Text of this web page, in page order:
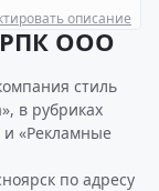
описание
ООО
стиль
в рубриках
«Рекламные
по адресу